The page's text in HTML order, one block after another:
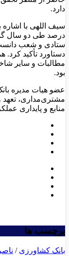
دارد.
درصد طی دو سال
ستادی و شعب
دستاورد تأکید
مطالبات و سایر
بود.
عضو هیات مدیره
مشتری‌مداری، تعهد
منابع و پایداری
برچسب ها
بانک کشاورزی /